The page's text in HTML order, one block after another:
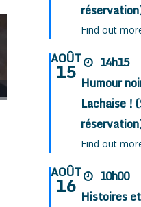
22 décembre
2025 : Maître
Floriot, un
« bavard » bien
oublié.
Find out
AOÛT
15
14h15
Humour
Lachaise !
Find out
AOÛT
16
10h00
Histoires